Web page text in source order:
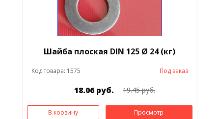
Шайба плоская DIN 125 Ø 24 (кг)
Код товара: 1575 Под заказ
18.06 руб. 19.45 руб.
В корзину Просмотр